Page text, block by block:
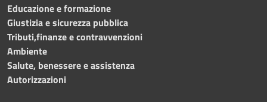
Educazione e formazione
Giustizia e sicurezza pubblica
Tributi,finanze e contravvenzioni
Ambiente
Salute, benessere e assistenza
Autorizzazioni